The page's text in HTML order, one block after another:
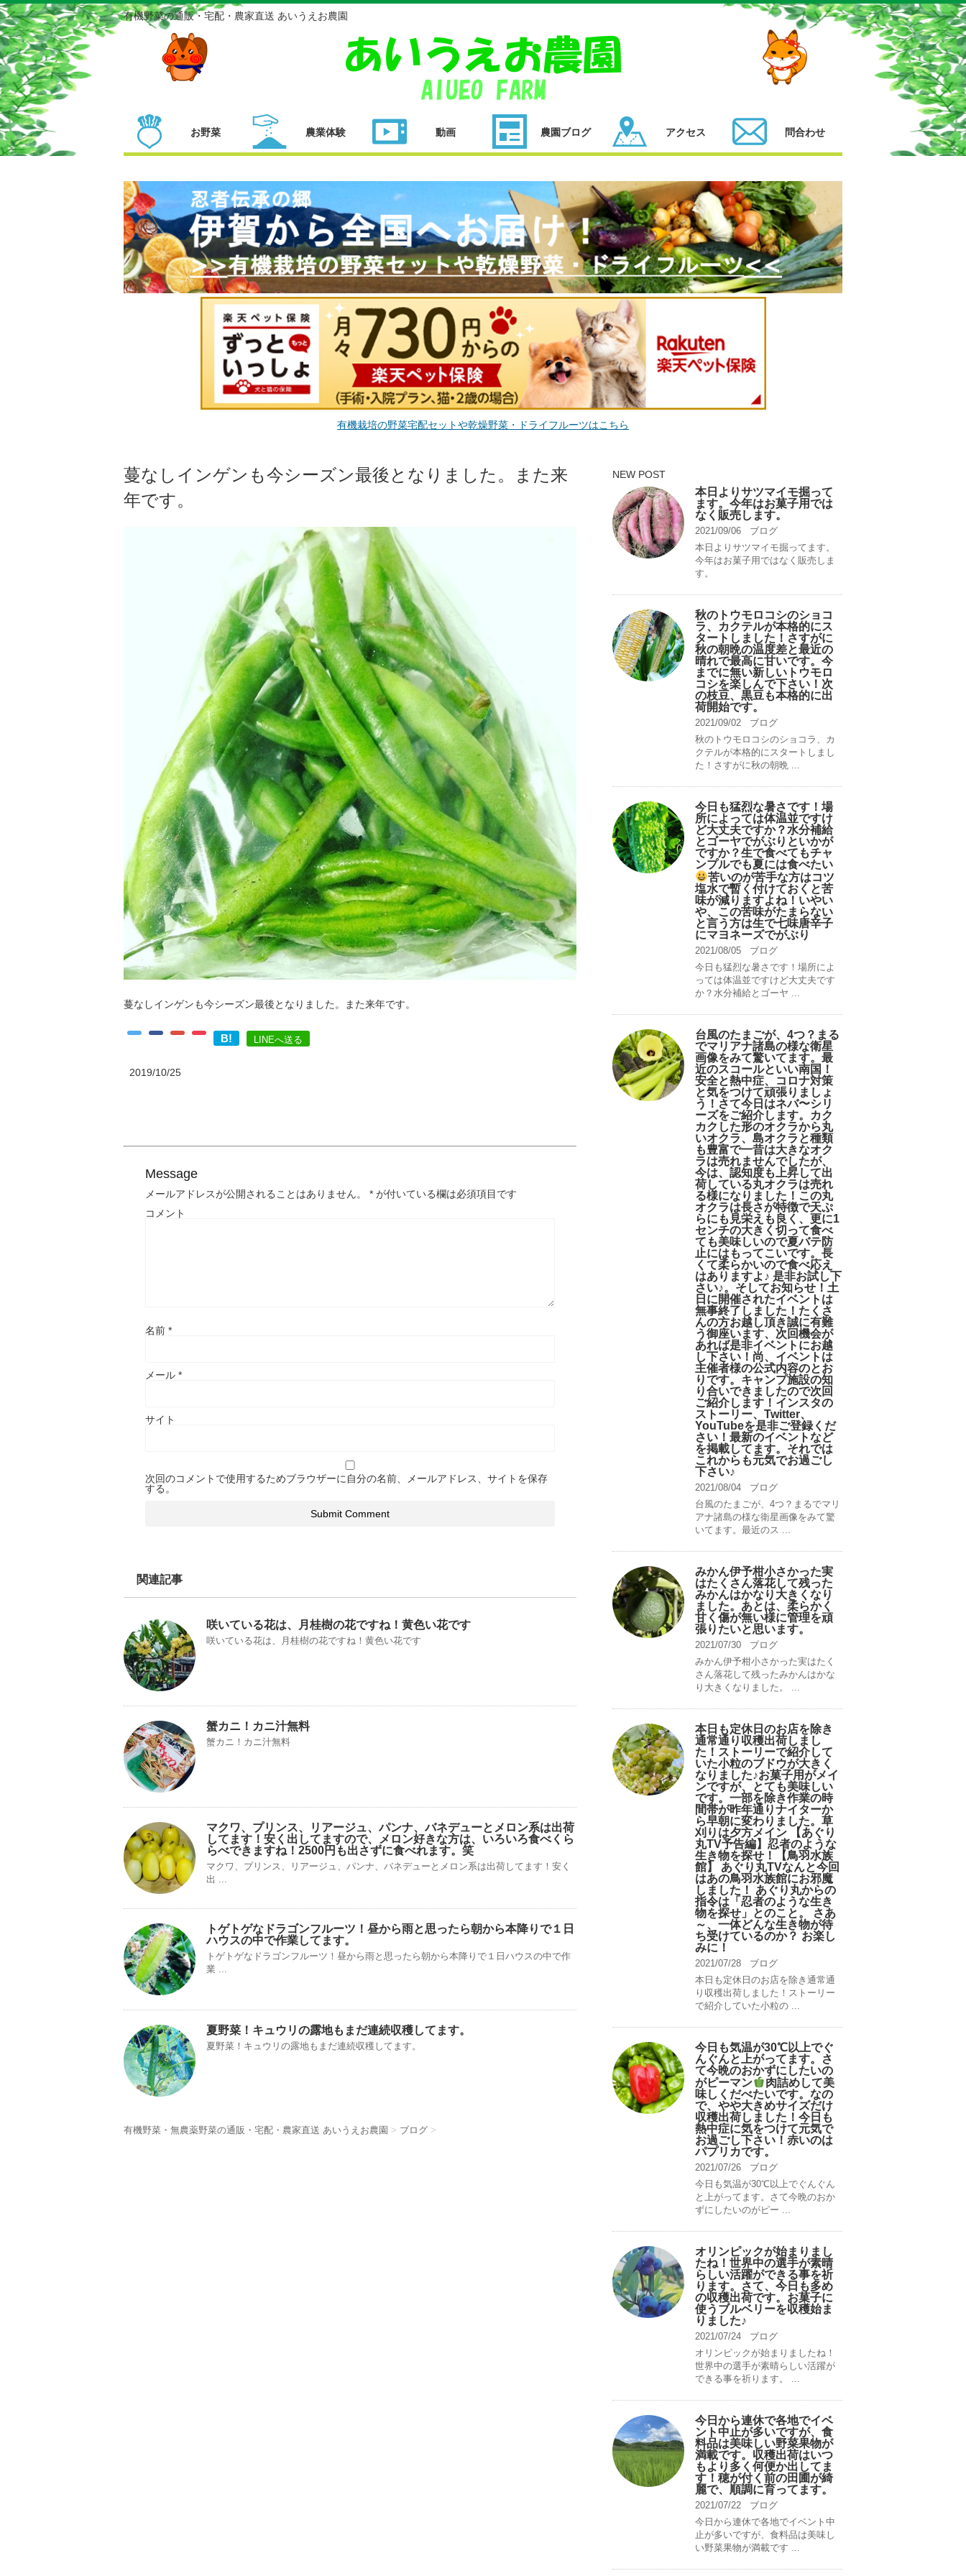
有機野菜の通販・宅配・農家直送 あいうえお農園
お野菜 農業体験 動画 農園ブログ アクセス 問合わせ
有機栽培の野菜宅配セットや乾燥野菜・ドライフルーツはこちら
蔓なしインゲンも今シーズン最後となりました。また来
年です。
蔓なしインゲンも今シーズン最後となりました。また来年です。
B! LINEへ送る
2019/10/25
Message
メールアドレスが公開されることはありません。 * が付いている欄は必須項目です
コメント
名前 *
メール *
サイト
次回のコメントで使用するためブラウザーに自分の名前、メールアドレス、サイトを保存
する。
関連記事
咲いている花は、月桂樹の花ですね！黄色い花です
咲いている花は、月桂樹の花ですね！黄色い花です
蟹カニ！カニ汁無料
蟹カニ！カニ汁無料
マクワ、プリンス、リアージュ、パンナ、バネデューとメロン系は出荷
してます！安く出してますので、メロン好きな方は、いろいろ食べくら
らべできますね！2500円も出さずに食べれます。笑
マクワ、プリンス、リアージュ、パンナ、バネデューとメロン系は出荷してます！安く
出 ...
トゲトゲなドラゴンフルーツ！昼から雨と思ったら朝から本降りで１日
ハウスの中で作業してます。
トゲトゲなドラゴンフルーツ！昼から雨と思ったら朝から本降りで１日ハウスの中で作
業 ...
夏野菜！キュウリの露地もまだ連続収穫してます。
夏野菜！キュウリの露地もまだ連続収穫してます。
有機野菜・無農薬野菜の通販・宅配・農家直送 あいうえお農園 > ブログ >
NEW POST
本日よりサツマイモ掘って
ます。今年はお菓子用では
なく販売します。
2021/09/06
ブログ
本日よりサツマイモ掘ってます。
今年はお菓子用ではなく販売しま
す。
秋のトウモロコシのショコ
ラ、カクテルが本格的にス
タートしました！さすがに
秋の朝晩の温度差と最近の
晴れで最高に甘いです。今
までに無い新しいトウモロ
コシを楽しんで下さい！次
の枝豆、黒豆も本格的に出
荷開始です。
2021/09/02
ブログ
秋のトウモロコシのショコラ、カ
クテルが本格的にスタートしまし
た！さすがに秋の朝晩 ...
今日も猛烈な暑さです！場
所によっては体温並ですけ
ど大丈夫ですか？水分補給
とゴーヤでがぶりといかが
ですか？生で食べてもチャ
ンプルでも夏には食べたい
苦いのが苦手な方はコツ
塩水で暫く付けておくと苦
味が減りますよね！いやい
や、この苦味がたまらない
と言う方は生で七味唐辛子
にマヨネーズでがぶり
2021/08/05
ブログ
今日も猛烈な暑さです！場所によ
っては体温並ですけど大丈夫です
か？水分補給とゴーヤ ...
台風のたまごが、4つ？まる
でマリアナ諸島の様な衛星
画像をみて驚いてます。最
近のスコールといい南国！
安全と熱中症、コロナ対策
と気をつけて頑張りましょ
う！さて今日はネバ〜シリ
ーズをご紹介します。カク
カクした形のオクラから丸
いオクラ、島オクラと種類
も豊富で一昔は大きなオク
ラは売れませんでしたが、
今は、認知度も上昇して出
荷している丸オクラは売れ
る様になりました！この丸
オクラは長さが特徴で天ぷ
らにも見栄えも良く、更に1
センチの大きく切って食べ
ても美味しいので夏バテ防
止にはもってこいです。長
くて柔らかいので食べ応え
はありますよ♪ 是非お試し下
さい♪。そしてお知らせ！土
日に開催されたイベントは
無事終了しました！たくさ
んの方お越し頂き誠に有難
う御座います、次回機会が
あれば是非イベントにお越
し下さい！尚、イベントは
主催者様の公式内容のとお
りです。キャンプ️施設の知
り合いできましたので次回
ご紹介します！インスタの
ストーリー、Twitter、
YouTubeを是非ご登録くだ
さい！最新のイベントなど
を掲載してます。それでは
これからも元気でお過ごし
下さい♪
2021/08/04
ブログ
台風のたまごが、4つ？まるでマリ
アナ諸島の様な衛星画像をみて驚
いてます。最近のス ...
みかん伊予柑小さかった実
はたくさん落花して残った
みかんはかなり大きくなり
ました。あとは、柔らかく
甘く傷が無い様に管理を頑
張りたいと思います。
2021/07/30
ブログ
みかん伊予柑小さかった実はたく
さん落花して残ったみかんはかな
り大きくなりました。 ...
本日も定休日のお店を除き
通常通り収穫出荷しまし
た！ストーリーで紹介して
いた小粒のブドウが大きく
なりました♪お菓子用がメイ
ンですが、とても美味しい
です。一部を除き作業の時
間帯が昨年通りナイターか
ら早朝に変わりました。草
刈りは夕方メイン 【あぐり
丸TV予告編】忍者のような
生き物を探せ！【鳥羽水族
館】 あぐり丸TVなんと今回
はあの鳥羽水族館にお邪魔
しました！ あぐり丸からの
指令は「忍者のような生き
物を探せ」とのこと。 さあ
～、一体どんな生き物が待
ち受けているのか？ お楽し
みに！
2021/07/28
ブログ
本日も定休日のお店を除き通常通
り収穫出荷しました！ストーリー
で紹介していた小粒の ...
今日も気温が30℃以上でぐ
んぐんと上がってます。さ
て今晩のおかずにしたいの
がピーマン
肉詰めして美
味しくだべたいです。なの
で、やや大きめサイズだけ
収穫出荷しました！今日も
熱中症に気をつけて元気で
お過ごし下さい！赤いのは
パプリカです。
2021/07/26
ブログ
今日も気温が30℃以上でぐんぐん
と上がってます。さて今晩のおか
ずにしたいのがピー ...
オリンピックが始まりまし
たね！世界中の選手が素晴
らしい活躍ができる事を祈
ります。さて、今日も多め
の収穫出荷です。お菓子に
使うブルベリーを収穫始ま
りました♪
2021/07/24
ブログ
オリンピックが始まりましたね！
世界中の選手が素晴らしい活躍が
できる事を祈ります。 ...
今日から連休で各地でイベ
ント中止が多いですが、食
料品は美味しい野菜果物が
満載です。収穫出荷はいつ
もより多く何便か出してま
す！穂が付く前の田圃が綺
麗で、順調に育ってます。
2021/07/22
ブログ
今日から連休で各地でイベント中
止が多いですが、食料品は美味し
い野菜果物が満載です ...